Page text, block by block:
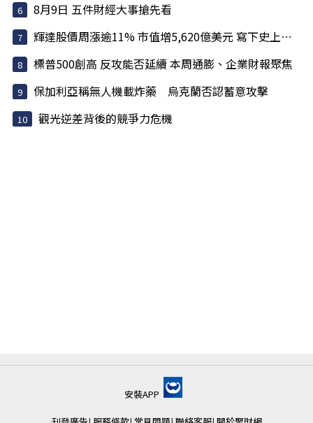
8月9日 五件財經大事搶先看
輝達股價周漲逾11% 市值增5,620億美元 寫下史上最大單周...
標普500創高 反攻能否延續 本周通膨、企業財報聚焦
保加利亞稱無人機載炸藥 烏克蘭否認蓄意攻擊
觀光逆差背後的競爭力危機
安裝APP